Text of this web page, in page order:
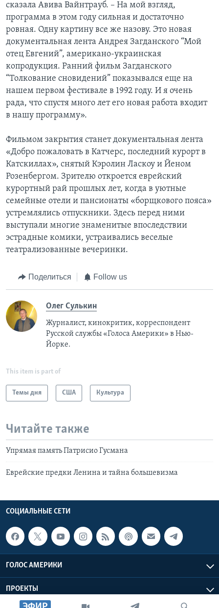
сказала Авива Вайнтрауб. – На мой взгляд,
программа в этом году сильная и достаточно
ровная. Одну картину все же назову. Это новая
документальная лента Андрея Загданского “Мой
отец Евгений”, американо-украинская
копродукция. Ранний фильм Загданского
“Толкование сновидений” показывался еще на
нашем первом фестивале в 1992 году. И я очень
рада, что спустя много лет его новая работа входит
в нашу программу».
Фильмом закрытия станет документальная лента
«Добро пожаловать в Катчерс, последний курорт в
Катскиллах», снятый Кэролин Ласкоу и Йеном
Розенбергом. Зрителю откроется еврейский
курортный рай прошлых лет, когда в уютные
семейные отели и пансионаты «борщкового пояса»
устремлялись отпускники. Здесь перед ними
выступали многие знаменитые впоследствии
эстрадные комики, устраивались веселые
театрализованные вечеринки.
Поделиться Follow us
Олег Сулькин
Журналист, кинокритик, корреспондент
Русской службы «Голоса Америки» в Нью-
Йорке.
This item is part of
Темы дня США Культура
Читайте также
Упрямая память Патрисио Гусмана
Еврейские предки Ленина и тайна большевизма
СОЦИАЛЬНЫЕ СЕТИ
ГОЛОС АМЕРИКИ
ПРОЕКТЫ